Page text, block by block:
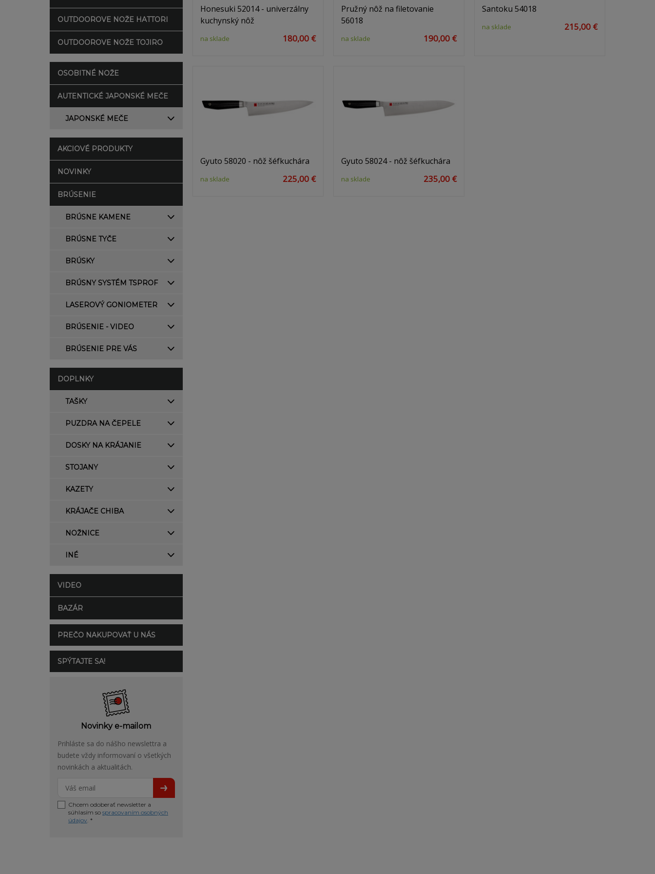
OUTDOOROVE NOŽE HATTORI
OUTDOOROVE NOŽE TOJIRO
OSOBITNÉ NOŽE
AUTENTICKÉ JAPONSKÉ MEČE
JAPONSKÉ MEČE
AKCIOVÉ PRODUKTY
NOVINKY
BRÚSENIE
BRÚSNE KAMENE
BRÚSNE TYČE
BRÚSKY
BRÚSNY SYSTÉM TSPROF
LASEROVÝ GONIOMETER
BRÚSENIE - VIDEO
BRÚSENIE PRE VÁS
DOPLNKY
TAŠKY
PUZDRA NA ČEPELE
DOSKY NA KRÁJANIE
STOJANY
KAZETY
KRÁJAČE CHIBA
NOŽNICE
INÉ
VIDEO
BAZÁR
PREČO NAKUPOVAŤ U NÁS
SPÝTAJTE SA!
Novinky e-mailom
Prihláste sa do nášho newslettra a
budete vždy informovaní o všetkých
novinkách a aktualitách.
Chcem odoberať newsletter a
súhlasím so spracovaním osobných
údajov. *
Honesuki 52014 - univerzálny
kuchynský nôž
na sklade 180,00 €
Pružný nôž na filetovanie
56018
na sklade 190,00 €
Santoku 54018
na sklade 215,00 €
Gyuto 58020 - nôž šéfkuchára
na sklade 225,00 €
Gyuto 58024 - nôž šéfkuchára
na sklade 235,00 €